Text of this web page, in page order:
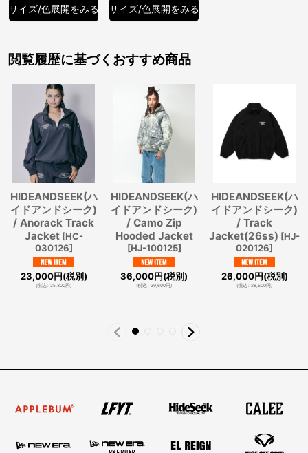
サイズ/色展開をみる サイズ/色展開をみる
閲覧履歴に基づくおすすめ商品
HIDEANDSEEK(ハ
イドアンドシーク)
/ Anorack Track
Jacket [HC-
030126]
23,000円(税別)
(税込: 25,300円)
HIDEANDSEEK(ハ
イドアンドシーク)
/ Camo Zip
Hooded Jacket
[HJ-100125]
36,000円(税別)
(税込: 39,600円)
HIDEANDSEEK(ハ
イドアンドシーク)
/ Track
Jacket(26ss) [HJ-
020126]
26,000円(税別)
(税込: 28,600円)